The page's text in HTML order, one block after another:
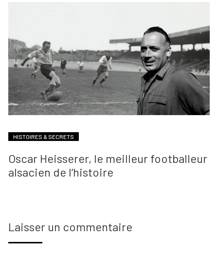
HISTOIRES & SECRETS
Oscar Heisserer, le meilleur footballeur
alsacien de l’histoire
Laisser un commentaire